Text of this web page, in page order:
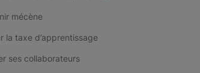
mécène
la taxe d’apprentissage
ses collaborateurs